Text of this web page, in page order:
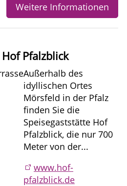
Weitere Informationen
Pfalzblick
Außerhalb des
idyllischen Ortes
Mörsfeld in der Pfalz
finden Sie die
Speisegaststätte Hof
Pfalzblick, die nur 700
Meter von der...
www.hof-
pfalzblick.de